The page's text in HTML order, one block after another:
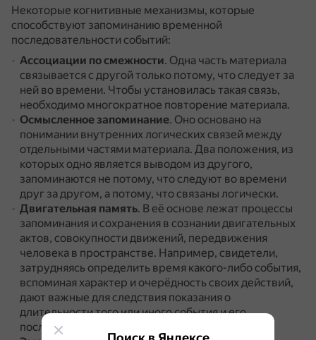
Некоторые когнитивные механизмы, которые
способствуют запоминанию временной
последовательности событий:
Ассоциации по смежности. Одна часть материала
связывается с другой только потому, что следует за
ней во времени. Чтобы установилась такая связь,
необходимо многократное повторение материала.
Осмысленное запоминание. Оно основано на
понимании внутренних логических связей между
отдельными частями материала. Два положения, из
которых одно является выводом из другого,
запоминаются не потому, что следуют во времени
друг за другом, а потому, что связаны логически.
Двигательная память. В её основе лежат процессы
запоминания и сохранения в сознании двигательных
актов, совокупности движений, передвижения
человека в пространстве. Например, свидетели,
затрудняясь определить время какого-либо события,
вспоминая характер и очерёдность своих действий,
дают важные для следствия показания о
длительности того или иного события и его
последовательности.